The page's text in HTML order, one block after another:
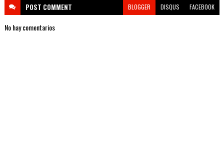
POST COMMENT BLOGGER DISQUS FACEBOOK
No hay comentarios